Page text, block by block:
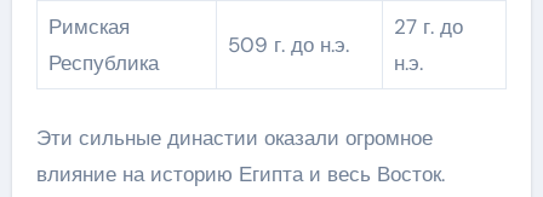
Римская
Республика
509 г. до н.э.
27 г. до
н.э.
Эти сильные династии оказали огромное
влияние на историю Египта и весь Восток.